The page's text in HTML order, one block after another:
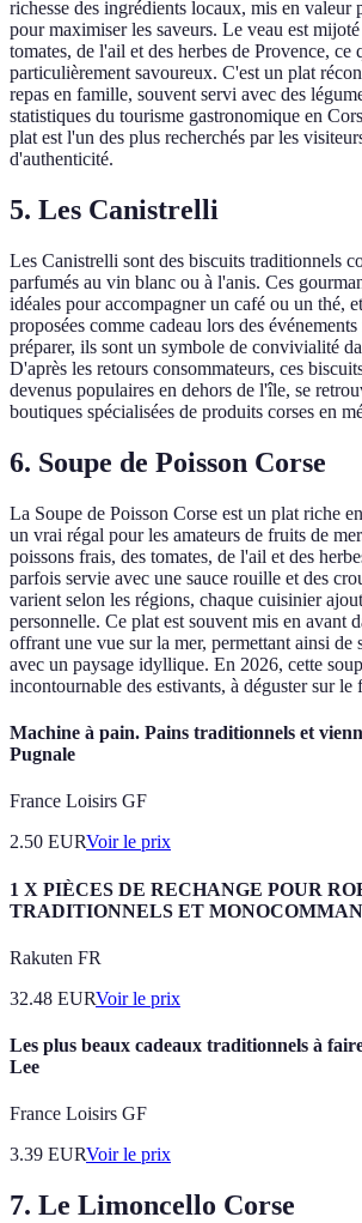
richesse des ingrédients locaux, mis en valeur
pour maximiser les saveurs. Le veau est
tomates, de l'ail et des herbes de Provence, ce
particulièrement savoureux. C'est un plat
repas en famille, souvent servi avec des
statistiques du tourisme gastronomique en
plat est l'un des plus recherchés par les
d'authenticité.
5. Les Canistrelli
Les Canistrelli sont des biscuits traditionnels
parfumés au vin blanc ou à l'anis. Ces
idéales pour accompagner un café ou un thé,
proposées comme cadeau lors des
préparer, ils sont un symbole de convivialité
D'après les retours consommateurs, ces
devenus populaires en dehors de l'île, se
boutiques spécialisées de produits corses en
6. Soupe de Poisson Corse
La Soupe de Poisson Corse est un plat riche
un vrai régal pour les amateurs de fruits de
poissons frais, des tomates, de l'ail et des
parfois servie avec une sauce rouille et des
varient selon les régions, chaque cuisinier
personnelle. Ce plat est souvent mis en avant
offrant une vue sur la mer, permettant ainsi de
avec un paysage idyllique. En 2026, cette
incontournable des estivants, à déguster sur le
Machine à pain. Pains traditionnels et
Pugnale
France Loisirs GF
2.50 EURVoir le prix
1 X PIÈCES DE RECHANGE POUR
TRADITIONNELS ET
Rakuten FR
32.48 EURVoir le prix
Les plus beaux cadeaux traditionnels à
Lee
France Loisirs GF
3.39 EURVoir le prix
7. Le Limoncello Corse